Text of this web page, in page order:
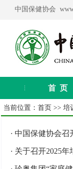
中国保健协会
首 页
当前位置： 首页 >> 培
· 中国保健协会召
· 关于召开2025